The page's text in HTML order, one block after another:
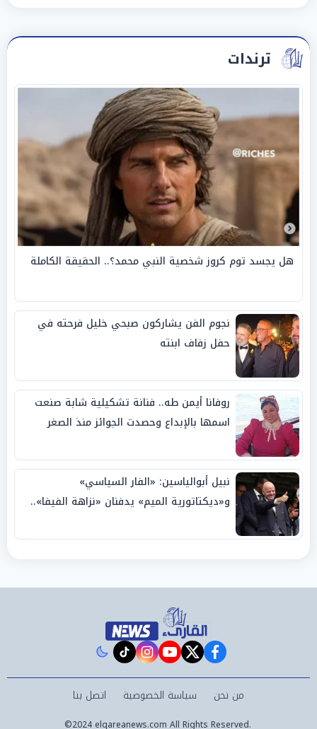
ترندات
هل يجسد توم كروز شخصية النبي محمد؟.. الحقيقة الكاملة
نجوم الفن يشاركون صبحي خليل فرحته في
حفل زفاف ابنته
روفانا أيمن طه.. فنانة تشكيلية شابة صنعت
اسمها بالإبداع وحصدت الجوائز منذ الصغر
نبيل أبوالياسين: «الفار السياسي»
و«ديكتاتورية الميم» يدفنان «نزاهة الفيفا»..
facebook
twitter
youtube
instagram
tiktok
من نحن سياسة الخصوصية اتصل بنا
©2024 elqareanews.com All Rights Reserved.